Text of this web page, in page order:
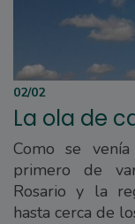
02/02
La ola de
Como se
primero de
Rosario y la
hasta cerca de